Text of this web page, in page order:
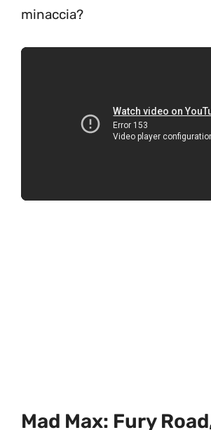
minaccia?
Mad Max: Fury